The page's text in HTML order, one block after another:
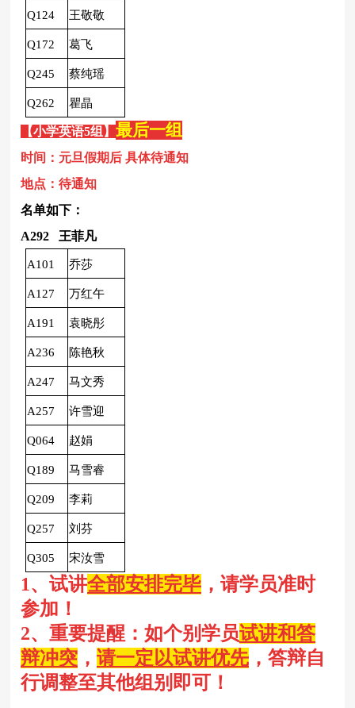
Q124 王敬敬
Q172 葛飞
Q245 蔡纯瑶
Q262 瞿晶
【小学英语5组】最后一组
时间： 元旦假期后 具体待通知
地点：待通知
名单如下：
A292 王菲凡
A101 乔莎
A127 万红午
A191 袁晓彤
A236 陈艳秋
A247 马文秀
A257 许雪迎
Q064 赵娟
Q189 马雪睿
Q209 李莉
Q257 刘芬
Q305 宋汝雪
1、试讲全部安排完毕 ，请学员准时
参加！
2、重要提醒：如个别学员试讲和答
辩冲突 ，请一定以试讲优先 ，答辩自
行调整至其他组别即可！